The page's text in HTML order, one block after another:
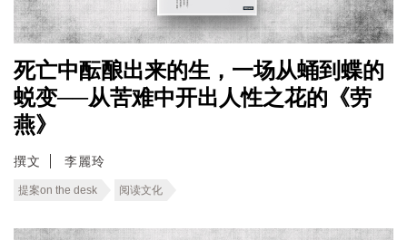
死亡中酝酿出来的生，一场从蛹到蝶的
蜕变──从苦难中开出人性之花的《劳
燕》
撰文 李麗玲
提案on the desk 阅读文化